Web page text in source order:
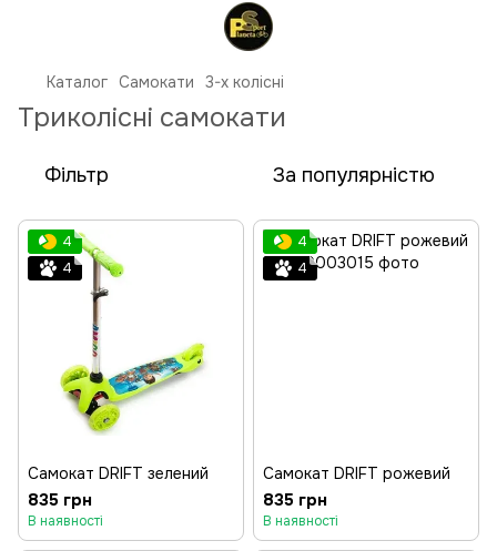
Каталог Самокати 3-х колісні
Триколісні самокати
Фільтр За популярністю
4
4
Самокат DRIFT зелений
835 грн
В наявності
4
4
Самокат DRIFT рожевий
835 грн
В наявності